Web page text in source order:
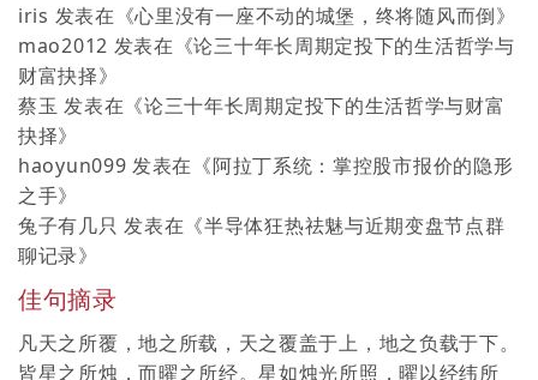
iris 发表在《心里没有一座不动的城堡，终将随风而倒》
mao2012 发表在《论三十年长周期定投下的生活哲学与
财富抉择》
蔡玉 发表在《论三十年长周期定投下的生活哲学与财富
抉择》
haoyun099 发表在《阿拉丁系统：掌控股市报价的隐形
之手》
兔子有几只 发表在《半导体狂热祛魅与近期变盘节点群
聊记录》
佳句摘录
凡天之所覆，地之所载，天之覆盖于上，地之负载于下。
皆星之所烛，而曜之所经。星如烛光所照，曜以经纬所